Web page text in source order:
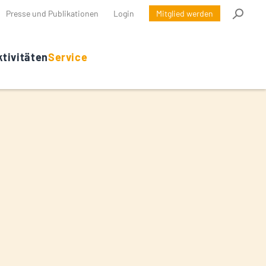
Presse und Publikationen Login Mitglied werden
Service